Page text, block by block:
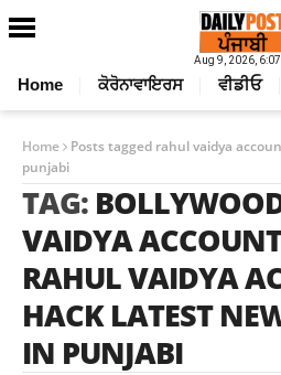
Aug 9, 2026,
Home ਕੋਰੋਨਾਵਾਇਰਸ ਵੀਡੀਓ
Home
Posts tagged rahul vaidya
punjabi
TAG:
VAIDYA
RAHUL VAIDYA
HACK LATEST
IN PUNJABI